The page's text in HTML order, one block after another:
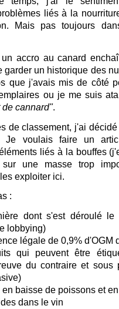
liés à la
Mais pas toujours
accro au canard
garder un historique des
que j'avais mis de côté
ou je me suis
de cannard".
de classement, j'ai
voulais faire un
liés à la bouffes
une masse trop
exploiter ici.
:
dont s'est déroulé
lobbying)
légale de 0,9% d'OGM
qui peuvent être
du contraire et sous
en baisse de poissons et
dans le vin